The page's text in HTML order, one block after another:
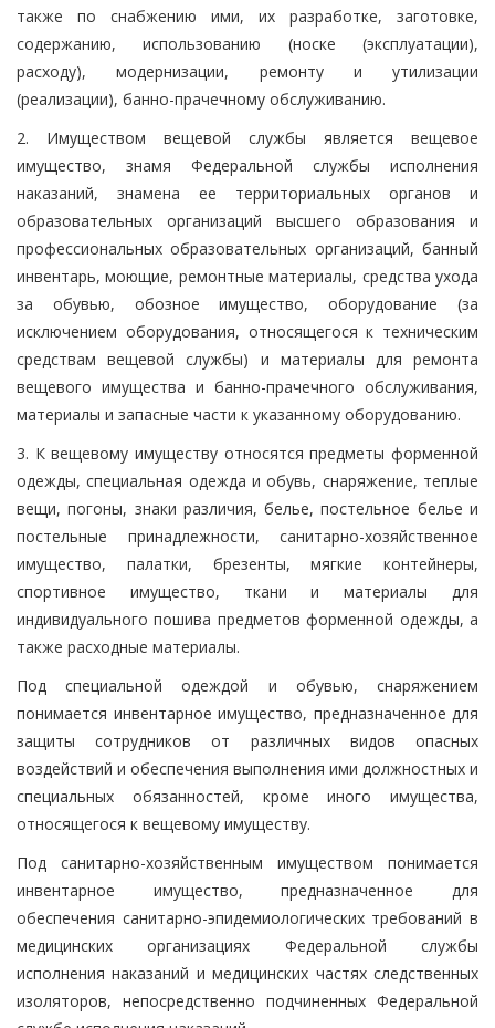
также по снабжению ими, их разработке, заготовке,
содержанию, использованию (носке (эксплуатации),
расходу), модернизации, ремонту и утилизации
(реализации), банно-прачечному обслуживанию.
2. Имуществом вещевой службы является вещевое
имущество, знамя Федеральной службы исполнения
наказаний, знамена ее территориальных органов и
образовательных организаций высшего образования и
профессиональных образовательных организаций, банный
инвентарь, моющие, ремонтные материалы, средства ухода
за обувью, обозное имущество, оборудование (за
исключением оборудования, относящегося к техническим
средствам вещевой службы) и материалы для ремонта
вещевого имущества и банно-прачечного обслуживания,
материалы и запасные части к указанному оборудованию.
3. К вещевому имуществу относятся предметы форменной
одежды, специальная одежда и обувь, снаряжение, теплые
вещи, погоны, знаки различия, белье, постельное белье и
постельные принадлежности, санитарно-хозяйственное
имущество, палатки, брезенты, мягкие контейнеры,
спортивное имущество, ткани и материалы для
индивидуального пошива предметов форменной одежды, а
также расходные материалы.
Под специальной одеждой и обувью, снаряжением
понимается инвентарное имущество, предназначенное для
защиты сотрудников от различных видов опасных
воздействий и обеспечения выполнения ими должностных и
специальных обязанностей, кроме иного имущества,
относящегося к вещевому имуществу.
Под санитарно-хозяйственным имуществом понимается
инвентарное имущество, предназначенное для
обеспечения санитарно-эпидемиологических требований в
медицинских организациях Федеральной службы
исполнения наказаний и медицинских частях следственных
изоляторов, непосредственно подчиненных Федеральной